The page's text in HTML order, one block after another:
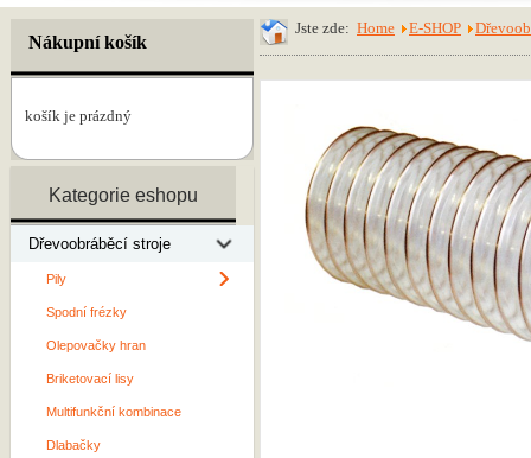
Nákupní košík
košík je prázdný
Kategorie eshopu
Dřevoobráběcí stroje
Pily
Spodní frézky
Olepovačky hran
Briketovací lisy
Multifunkční kombinace
Dlabačky
Jste zde: Home E-SHOP